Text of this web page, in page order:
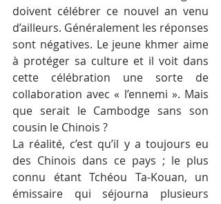
doivent célébrer ce nouvel an venu
d’ailleurs. Généralement les réponses
sont négatives. Le jeune khmer aime
à protéger sa culture et il voit dans
cette célébration une sorte de
collaboration avec « l’ennemi ». Mais
que serait le Cambodge sans son
cousin le Chinois ?
La réalité, c’est qu’il y a toujours eu
des Chinois dans ce pays ; le plus
connu étant Tchéou Ta-Kouan, un
émissaire qui séjourna plusieurs